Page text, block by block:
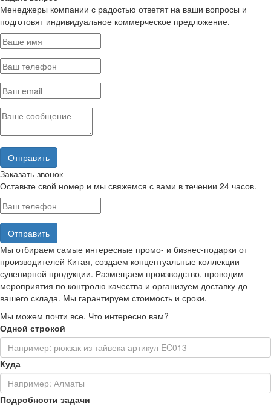
Менеджеры компании с радостью ответят на ваши вопросы и
подготовят индивидуальное коммерческое предложение.
Заказать звонок
Оставьте свой номер и мы свяжемся с вами в течении 24 часов.
Мы отбираем самые интересные промо- и бизнес-подарки от
производителей Китая, создаем концептуальные коллекции
сувенирной продукции. Размещаем производство, проводим
мероприятия по контролю качества и организуем доставку до
вашего склада. Мы гарантируем стоимость и сроки.
Мы можем почти все. Что интересно вам?
Одной строкой
Куда
Подробности задачи